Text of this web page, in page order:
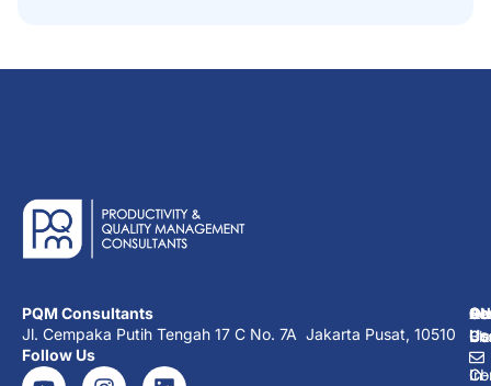
PQM Consultants
Jl. Cempaka Putih Tengah 17 C No. 7A Jakarta Pusat, 10510
Follow Us
In-
CI
Us